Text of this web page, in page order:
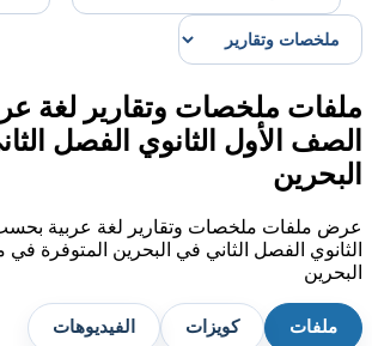
ملفات ملخصات وتقارير لغة
الصف الأول الثانوي الفصل
البحرين
عرض ملفات ملخصات وتقارير لغة عربية
الثانوي الفصل الثاني في البحرين المتوفرة
البحرين
ملفات كويزات الفيديوهات